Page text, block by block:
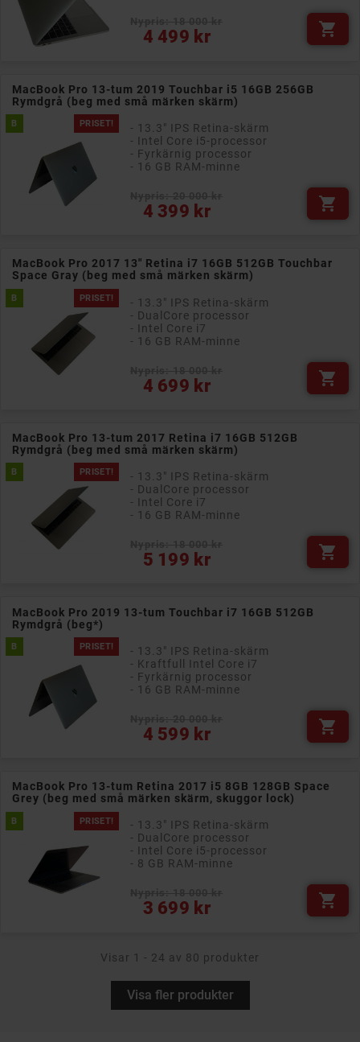
4 499 kr
Pris 
MacBook Pro 13-tum 2019 Touchbar i5 16GB 256GB
Rymdgrå (beg med små märken skärm)
PRISET!
B
- 13.3" IPS Retina-skärm
- Intel Core i5-processor
- Fyrkärnig processor
- 16 GB RAM-minne
4 399 kr
Pris 
MacBook Pro 2017 13" Retina i7 16GB 512GB Touchbar
Space Gray (beg med små märken skärm)
PRISET!
B
- 13.3" IPS Retina-skärm
- DualCore processor
- Intel Core i7
- 16 GB RAM-minne
4 699 kr
Pris 
MacBook Pro 13-tum 2017 Retina i7 16GB 512GB
Rymdgrå (beg med små märken skärm)
PRISET!
B
- 13.3" IPS Retina-skärm
- DualCore processor
- Intel Core i7
- 16 GB RAM-minne
5 199 kr
Pris 
MacBook Pro 2019 13-tum Touchbar i7 16GB 512GB
Rymdgrå (beg*)
PRISET!
B
- 13.3" IPS Retina-skärm
- Kraftfull Intel Core i7
- Fyrkärnig processor
- 16 GB RAM-minne
4 599 kr
Pris 
MacBook Pro 13-tum Retina 2017 i5 8GB 128GB Space
Grey (beg med små märken skärm, skuggor lock)
PRISET!
B
- 13.3" IPS Retina-skärm
- DualCore processor
- Intel Core i5-processor
- 8 GB RAM-minne
3 699 kr
Pris 
Visar 1 - 24 av 80 produkter
Visa fler produkter